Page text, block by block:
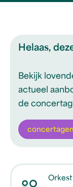
Orkest
Helaas,
Bekijk
actueel
de